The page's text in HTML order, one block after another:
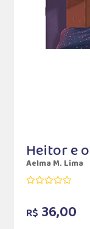
Heitor e
Aelma M. Lima
R$ 36,00